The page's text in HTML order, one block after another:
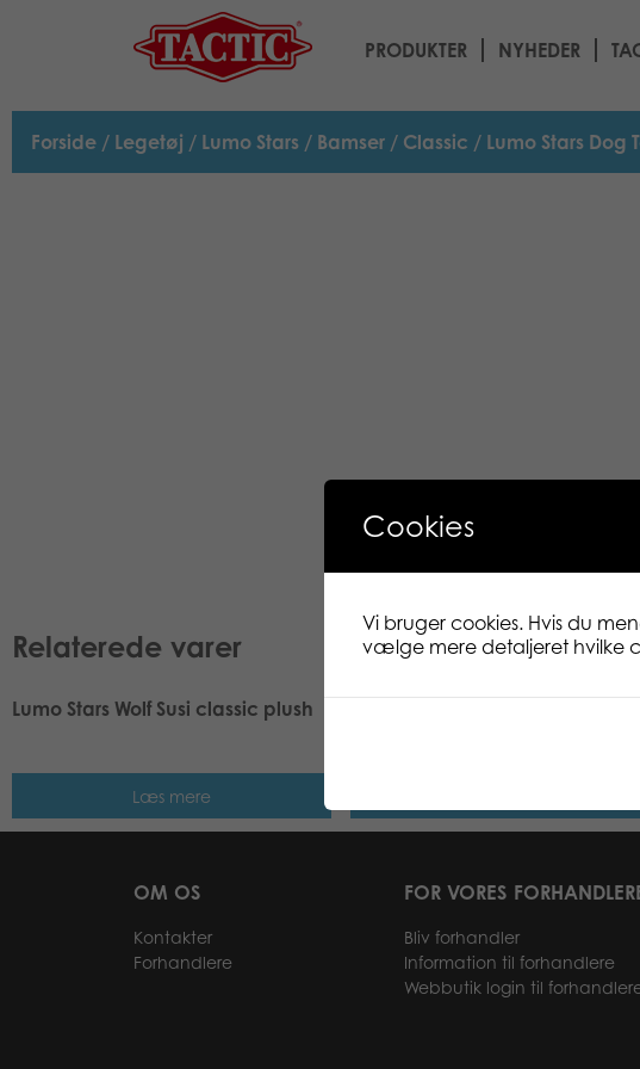
PRODUKTER NYHEDER
Forside / Legetøj / Lumo Stars / Bamser / Classic / Lumo Stars Dog
Relaterede varer
Lumo Stars Wolf Susi classic plush
Læs mere
OM OS
Kontakter
Forhandlere
FOR VORES
Bliv forhandler
Information til forhandlere
Webbutik login til
Cookies
Vi bruger cookies. Hvis du
vælge mere detaljeret hvilke